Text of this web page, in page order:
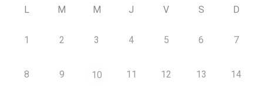
L M M J V S D
1 2 3 4 5 6 7
8 9 10 11 12 13 14